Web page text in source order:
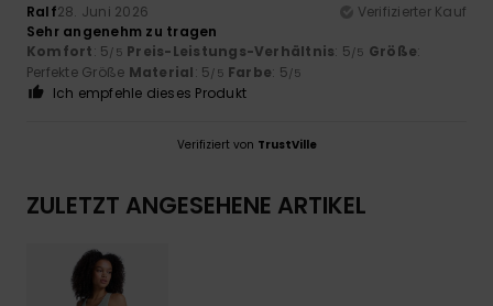
Ralf28. Juni 2026
Verifizierter Kauf
Sehr angenehm zu tragen
Komfort: 5/5 Preis-Leistungs-Verhältnis: 5/5 Größe:
Perfekte Größe Material: 5/5 Farbe: 5/5
Ich empfehle dieses Produkt
Verifiziert von TrustVille
ZULETZT ANGESEHENE ARTIKEL